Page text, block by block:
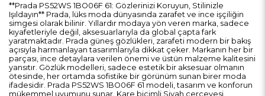
**Prada PS52WS 1BO06F 61: Gözlerinizi Koruyun, Stilinizle
Işıldayın** Prada, lüks moda dünyasında zarafet ve ince işçiliğin
simgesi olarak bilinir. Yıllardır modaya yön veren marka, sadece
kıyafetleriyle değil, aksesuarlarıyla da global çapta fark
yaratmaktadır. Prada güneş gözlükleri, zarafeti modern bir bakış
açısıyla harmanlayan tasarımlarıyla dikkat çeker. Markanın her bir
parçası, ince detaylara verilen önemi ve üstün malzeme kalitesini
yansıtır. Gözlük modelleri, sadece estetik bir aksesuar olmanın
ötesinde, her ortamda sofistike bir görünüm sunan birer moda
ifadesidir. Prada PS52WS 1BO06F 61 modeli, tasarım ve konforun
mükemmel uyumunu sunar. Kare biçimli Siyah çerçevesi,